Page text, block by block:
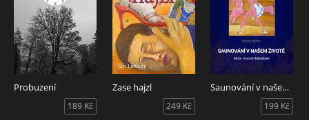
Probuzení
189 Kč
Zase hajzl
249 Kč
Saunování v našem životě
199 Kč